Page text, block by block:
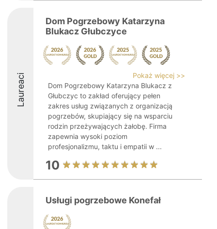
Laureaci
Dom Pogrzebowy Katarzyna
Blukacz Głubczyce
Pokaż więcej >>
Dom Pogrzebowy Katarzyna Blukacz z
Głubczyc to zakład oferujący pełen
zakres usług związanych z organizacją
pogrzebów, skupiający się na wsparciu
rodzin przeżywających żałobę. Firma
zapewnia wysoki poziom
profesjonalizmu, taktu i empatii w ...
10
Usługi pogrzebowe Konefał